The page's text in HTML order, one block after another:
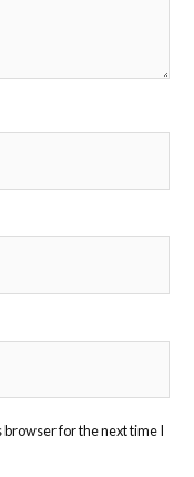
browser for the next time I